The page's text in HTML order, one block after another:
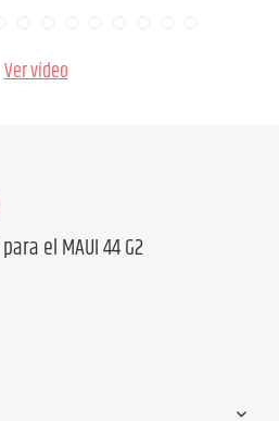
Ver vídeo
el MAUI 44 G2